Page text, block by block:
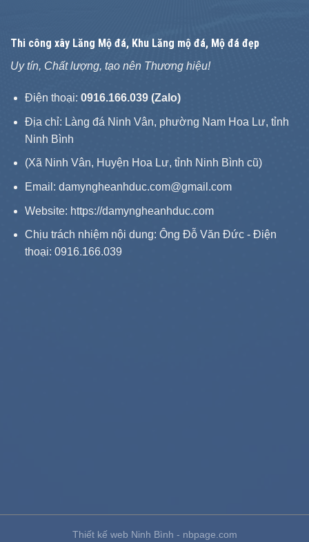
Thi công xây Lăng Mộ đá, Khu Lăng mộ đá, Mộ đá đẹp
Uy tín, Chất lượng, tạo nên Thương hiệu!
Điện thoại: 0916.166.039 (Zalo)
Địa chỉ: Làng đá Ninh Vân, phường Nam Hoa Lư, tỉnh
Ninh Bình
(Xã Ninh Vân, Huyện Hoa Lư, tỉnh Ninh Bình cũ)
Email: damyngheanhduc.com@gmail.com
Website: https://damyngheanhduc.com
Chịu trách nhiệm nội dung: Ông Đỗ Văn Đức - Điện
thoại: 0916.166.039
Thiết kế web Ninh Bình - nbpage.com